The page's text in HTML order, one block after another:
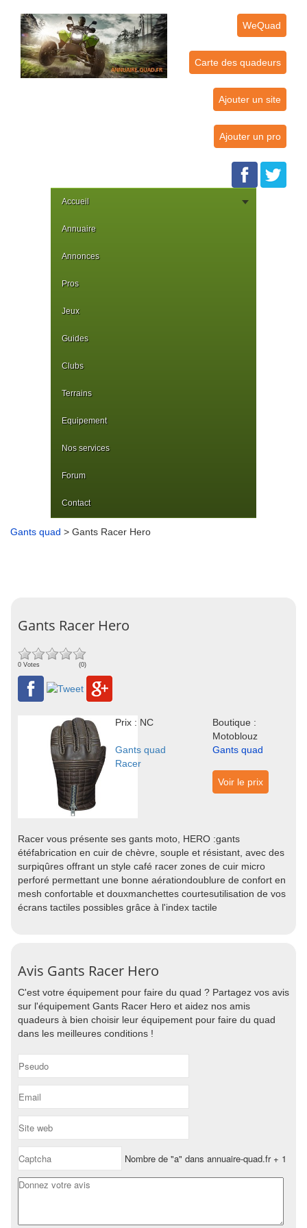
WeQuad
Carte des quadeurs
Ajouter un site
Ajouter un pro
Accueil
Annuaire
Annonces
Pros
Jeux
Guides
Clubs
Terrains
Equipement
Nos services
Forum
Contact
Gants quad > Gants Racer Hero
Gants Racer Hero
0 Votes (0)
Prix : NC
Boutique :
Motoblouz
Gants quad
Racer
Gants quad
Voir le prix
Racer vous présente ses gants moto, HERO :gants
étéfabrication en cuir de chèvre, souple et résistant, avec des
surpiqûres offrant un style café racer zones de cuir micro
perforé permettant une bonne aérationdoublure de confort en
mesh confortable et douxmanchettes courtesutilisation de vos
écrans tactiles possibles grâce à l'index tactile
Avis Gants Racer Hero
C'est votre équipement pour faire du quad ? Partagez vos avis
sur l'équipement Gants Racer Hero et aidez nos amis
quadeurs à bien choisir leur équipement pour faire du quad
dans les meilleures conditions !
Nombre de "a" dans annuaire-quad.fr + 1